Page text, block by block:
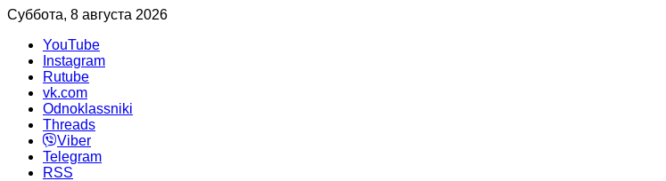
Суббота, 8 августа 2026
YouTube
Instagram
Rutube
vk.com
Odnoklassniki
Threads
Viber
Telegram
RSS